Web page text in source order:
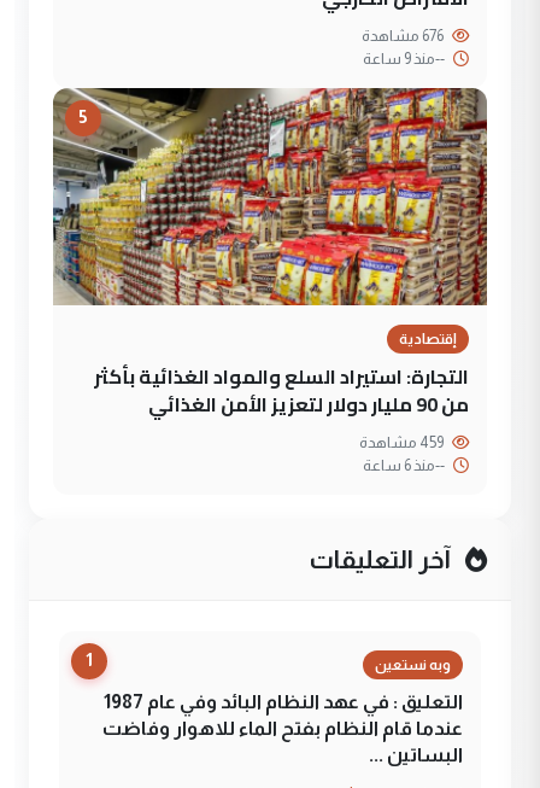
--منذ 9 ساعة
5
إقتصادية
التجارة: استيراد السلع والمواد الغذائية بأكثر
من 90 مليار دولار لتعزيز الأمن الغذائي
--منذ 6 ساعة
آخر التعليقات
1 وبه نستعين
التعليق : في عهد النظام البائد وفي عام 1987
عندما قام النظام بفتح الماء للاهوار وفاضت
البساتين ...